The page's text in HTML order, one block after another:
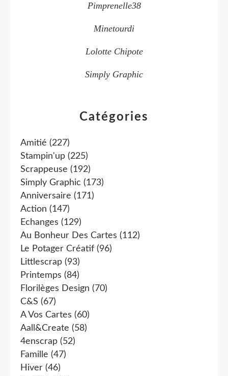
Catégories
Amitié (227)
Stampin'up (225)
Scrappeuse (192)
Simply Graphic (173)
Anniversaire (171)
Action (147)
Echanges (129)
Au Bonheur Des Cartes (112)
Le Potager Créatif (96)
Littlescrap (93)
Printemps (84)
Florilèges Design (70)
C&s (67)
A Vos Cartes (60)
Aall&create (58)
4enscrap (52)
Famille (47)
Hiver (46)
Pimprenelle38
Minetourdi
Lolotte Chipote
Simply Graphic